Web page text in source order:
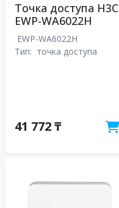
Точка доступа H3C
EWP-WA6022H
EWP-WA6022H
Тип: точка доступа
41 772 ₸